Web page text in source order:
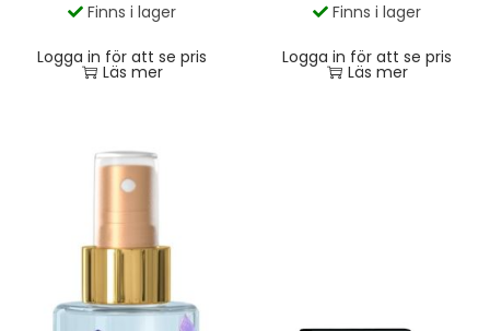
Finns i lager
Logga in för att se pris
Läs mer
Finns i lager
Logga in för att se pris
Läs mer